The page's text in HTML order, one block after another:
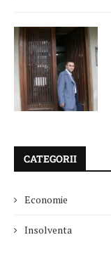
CATEGORII
Economie
Insolventa